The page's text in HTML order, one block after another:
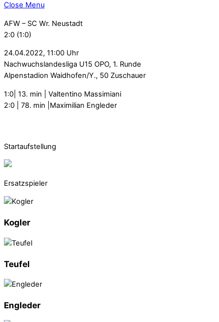
Close Menu
AFW – SC Wr. Neustadt
2:0 (1:0)
24.04.2022, 11:00 Uhr
Nachwuchslandesliga U15 OPO, 1. Runde
Alpenstadion Waidhofen/Y., 50 Zuschauer
1:0| 13. min | Valtentino Massimiani
2:0 | 78. min |Maximilian Engleder
Startaufstellung
Ersatzspieler
Kogler
Teufel
Engleder